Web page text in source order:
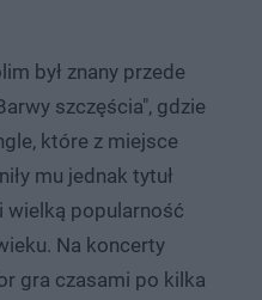
był znany przede
szczęścia", gdzie
które z miejsce
mu jednak tytuł
wielką popularność
Na koncerty
gra czasami po kilka